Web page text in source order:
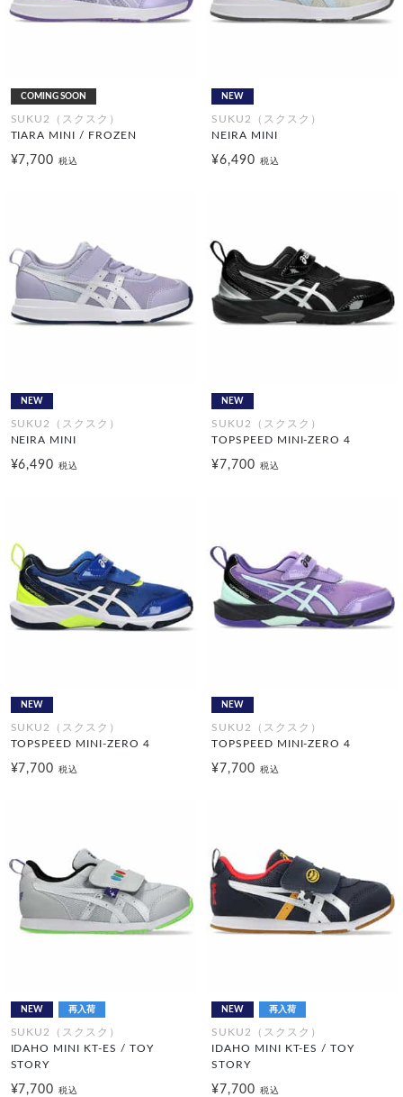
COMING SOON
SUKU2（スクスク）
TIARA MINI / FROZEN
¥7,700税込
NEW
SUKU2（スクスク）
NEIRA MINI
¥6,490 税込
NEW
SUKU2（スクスク）
NEIRA MINI
¥6,490税込
NEW
SUKU2（スクスク）
TOPSPEED MINI-ZERO 4
¥7,700 税込
NEW
SUKU2（スクスク）
TOPSPEED MINI-ZERO 4
¥7,700税込
NEW
SUKU2（スクスク）
TOPSPEED MINI-ZERO 4
¥7,700 税込
NEW 再入荷
SUKU2（スクスク）
IDAHO MINI KT-ES / TOY
STORY
¥7,700税込
NEW 再入荷
SUKU2（スクスク）
IDAHO MINI KT-ES / TOY
STORY
¥7,700 税込